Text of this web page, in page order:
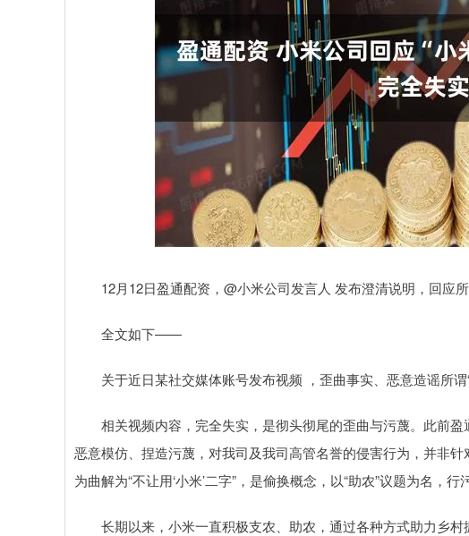
12月12日盈通配资，@小米公司发言人 发布澄清说明，回应所
全文如下——
关于近日某社交媒体账号发布视频 ，歪曲事实、恶意造谣所谓
相关视频内容，完全失实，是彻头彻尾的歪曲与污蔑。此前盈
恶意模仿、捏造污蔑，对我司及我司高管名誉的侵害行为，并非针
为曲解为“不让用‘小米’二字”，是偷换概念，以“助农”议题为名，行
长期以来，小米一直积极支农、助农，通过各种方式助力乡村